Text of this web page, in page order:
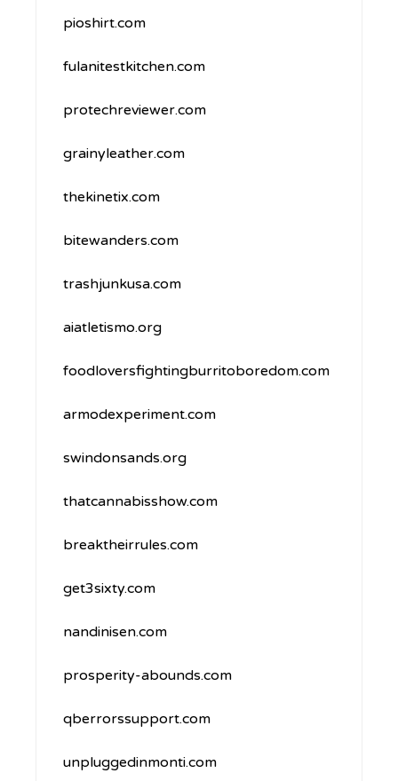
pioshirt.com
fulanitestkitchen.com
protechreviewer.com
grainyleather.com
thekinetix.com
bitewanders.com
trashjunkusa.com
aiatletismo.org
foodloversfightingburritoboredom.com
armodexperiment.com
swindonsands.org
thatcannabisshow.com
breaktheirrules.com
get3sixty.com
nandinisen.com
prosperity-abounds.com
qberrorssupport.com
unpluggedinmonti.com